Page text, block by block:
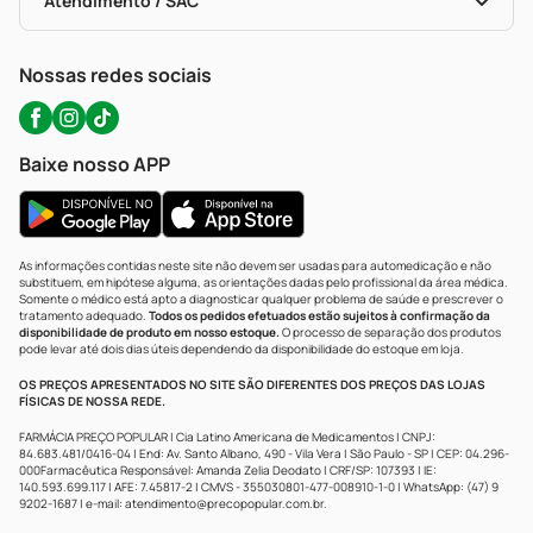
WhatsApp (47) 9202-1687
Nossas redes sociais
Baixe nosso APP
As informações contidas neste site não devem ser usadas para automedicação e não
substituem, em hipótese alguma, as orientações dadas pelo profissional da área médica.
Somente o médico está apto a diagnosticar qualquer problema de saúde e prescrever o
tratamento adequado. Todos os pedidos efetuados estão sujeitos à confirmação da
disponibilidade de produto em nosso estoque.O processo de separação dos produtos
pode levar até dois dias úteis dependendo da disponibilidade do estoque em loja.
OS PREÇOS APRESENTADOS NO SITE SÃO DIFERENTES DOS PREÇOS DAS LOJAS
FÍSICAS DE NOSSA REDE.
FARMÁCIA PREÇO POPULAR | Cia Latino Americana de Medicamentos | CNPJ:
84.683.481/0416-04 | End: Av. Santo Albano, 490 - Vila Vera | São Paulo - SP | CEP: 04.296-
000Farmacêutica Responsável: Amanda Zelia Deodato | CRF/SP: 107393 | IE:
140.593.699.117 | AFE: 7.45817-2 | CMVS - 355030801-477-008910-1-0 | WhatsApp: (47) 9
9202-1687 | e-mail: atendimento@precopopular.com.br.